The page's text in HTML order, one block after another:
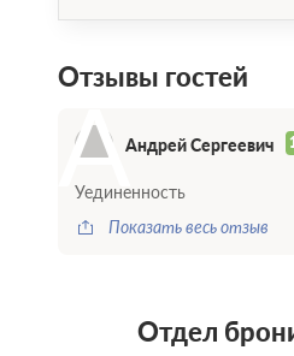
Отзывы гостей
ААндрей Сергеевич
Уединенность
Показать весь отзыв
Отдел